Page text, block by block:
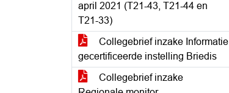
april 2021 (T21-43, T21-44 en
T21-33)
Collegebrief inzake Informatie
gecertificeerde instelling Briedis
Collegebrief inzake